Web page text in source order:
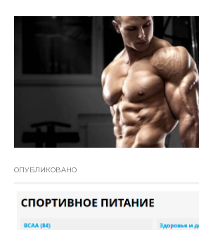
ОПУБЛИКОВАНО